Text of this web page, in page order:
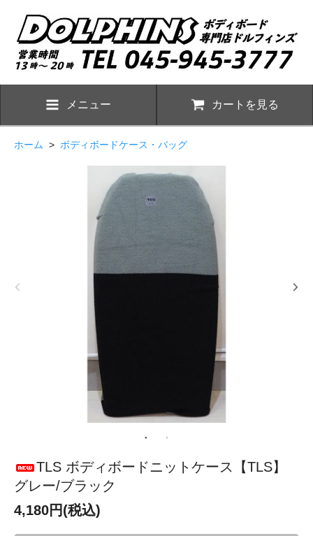
メニュー カートを見る
ホーム > ボディボードケース・バッグ
TLS ボディボードニットケース【TLS】
グレー/ブラック
4,180円(税込)